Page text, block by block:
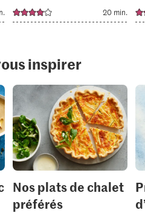
20 min.
inspirer
Nos plats de chalet
préférés